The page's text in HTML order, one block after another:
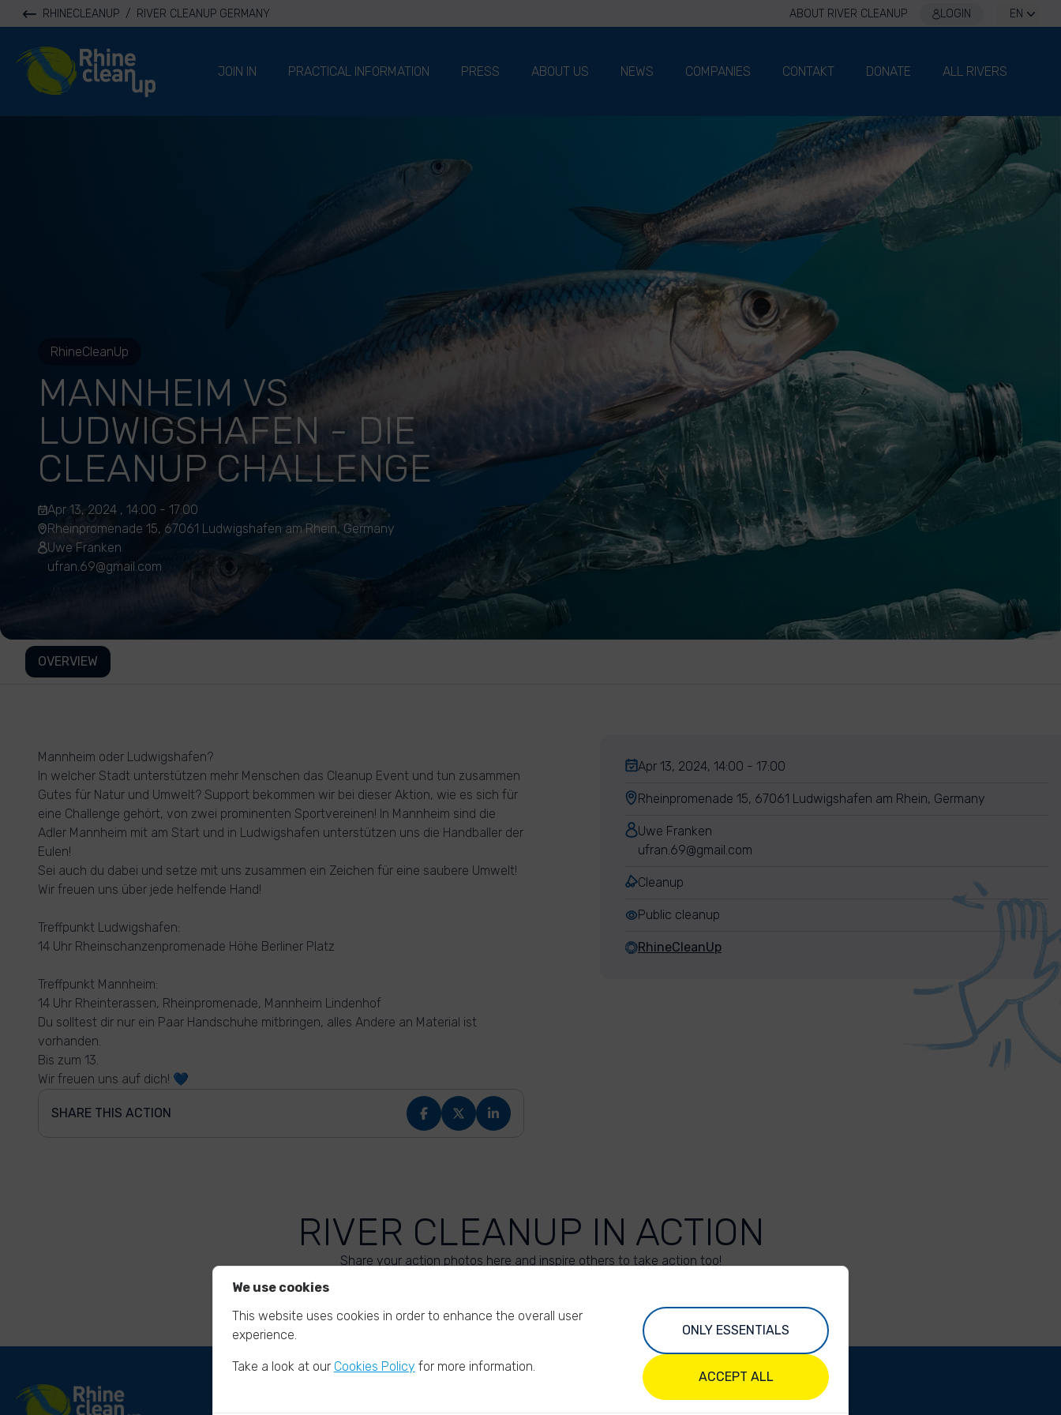
RHINECLEANUP / RIVER CLEANUP GERMANY ABOUT RIVER CLEANUP LOGIN EN
River Cleanup
JOIN IN
PRACTICAL INFORMATION PRESS ABOUT US NEWS COMPANIES CONTAKT DONATE ALL RIVERS
RhineCleanUp
MANNHEIM VS
LUDWIGSHAFEN - DIE
CLEANUP CHALLENGE
Apr 13, 2024 , 14:00 - 17:00
Rheinpromenade 15, 67061 Ludwigshafen am Rhein, Germany
Uwe Franken
ufran.69@gmail.com
OVERVIEW
Mannheim oder Ludwigshafen?
In welcher Stadt unterstützen mehr Menschen das Cleanup Event und tun zusammen
Gutes für Natur und Umwelt? Support bekommen wir bei dieser Aktion, wie es sich für
eine Challenge gehört, von zwei prominenten Sportvereinen! In Mannheim sind die
Adler Mannheim mit am Start und in Ludwigshafen unterstützen uns die Handballer der
Eulen!
Sei auch du dabei und setze mit uns zusammen ein Zeichen für eine saubere Umwelt!
Wir freuen uns über jede helfende Hand!
Treffpunkt Ludwigshafen:
14 Uhr Rheinschanzenpromenade Höhe Berliner Platz
Treffpunkt Mannheim:
14 Uhr Rheinterassen, Rheinpromenade, Mannheim Lindenhof
Du solltest dir nur ein Paar Handschuhe mitbringen, alles Andere an Material ist
vorhanden.
Bis zum 13.
Wir freuen uns auf dich! 💙
SHARE THIS ACTION
Apr 13, 2024, 14:00 - 17:00
Rheinpromenade 15, 67061 Ludwigshafen am Rhein, Germany
Uwe Franken
ufran.69@gmail.com
Cleanup
Public cleanup
RhineCleanUp
RIVER CLEANUP IN ACTION
Share your action photos here and inspire others to take action too!
We use cookies
This website uses cookies in order to enhance the overall user
experience.
Take a look at our Cookies Policy for more information.
ONLY ESSENTIALS
ACCEPT ALL